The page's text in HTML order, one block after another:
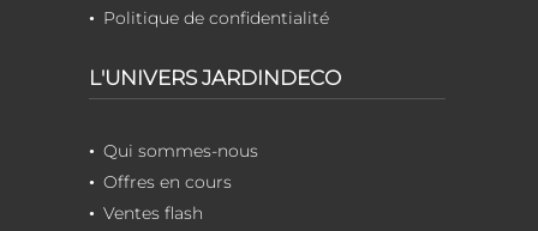
Politique de confidentialité
L'UNIVERS JARDINDECO
Qui sommes-nous
Offres en cours
Ventes flash